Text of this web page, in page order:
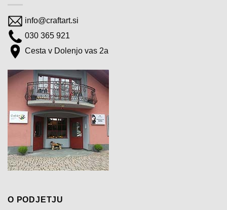
info@craftart.si
030 365 921
Cesta v Dolenjo vas 2a
O PODJETJU